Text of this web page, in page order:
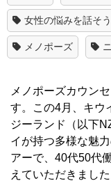
女性の悩みを話そう
メノポーズ
メノポーズカウン
す。この4月、キウ
ジーランド（以下
イが持つ多様な魅
アーで、40代50代
えていただきました